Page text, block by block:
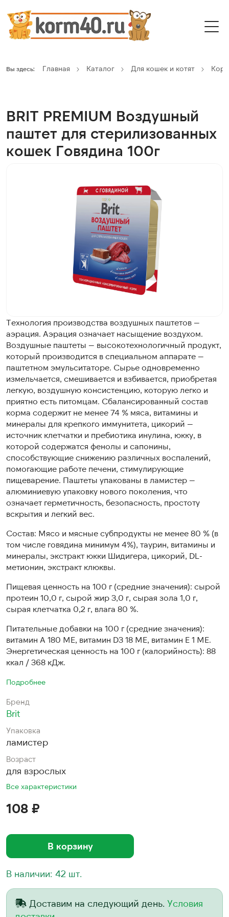
Вы здесь: Главная Каталог Для кошек и котят
BRIT PREMIUM Воздушный
паштет для стерилизованных
кошек Говядина 100г
Технология производства воздушных паштетов —
аэрация. Аэрация означает насыщение воздухом.
Воздушные паштеты — высокотехнологичный продукт,
который производится в специальном аппарате —
паштетном эмульситаторе. Сырье одновременно
измельчается, смешивается и взбивается, приобретая
легкую, воздушную консистенцию, которую легко и
приятно есть питомцам. Сбалансированный состав
корма содержит не менее 74 % мяса, витамины и
минералы для крепкого иммунитета, цикорий —
источник клетчатки и пребиотика инулина, юкку, в
которой содержатся фенолы и сапонины,
способствующие снижению различных воспалений,
помогающие работе печени, стимулирующие
пищеварение. Паштеты упакованы в ламистер —
алюминиевую упаковку нового поколения, что
означает герметичность, безопасность, простоту
вскрытия и легкий вес.
Состав: Мясо и мясные субпродукты не менее 80 % (в
том числе говядина минимум 4%), таурин, витамины и
минералы, экстракт юкки Шидигера, цикорий, DL-
метионин, экстракт клюквы.
Пищевая ценность на 100 г (средние значения): сырой
протеин 10,0 г, сырой жир 3,0 г, сырая зола 1,0 г,
сырая клетчатка 0,2 г, влага 80 %.
Питательные добавки на 100 г (средние значения):
витамин А 180 МЕ, витамин D3 18 МЕ, витамин Е 1 МЕ.
Энергетическая ценность на 100 г (калорийность): 88
ккал / 368 кДж.
Подробнее
Бренд
Brit
Упаковка
ламистер
Возраст
для взрослых
Все характеристики
108 ₽
В корзину
В наличии: 42 шт.
Доставим на следующий день. Условия